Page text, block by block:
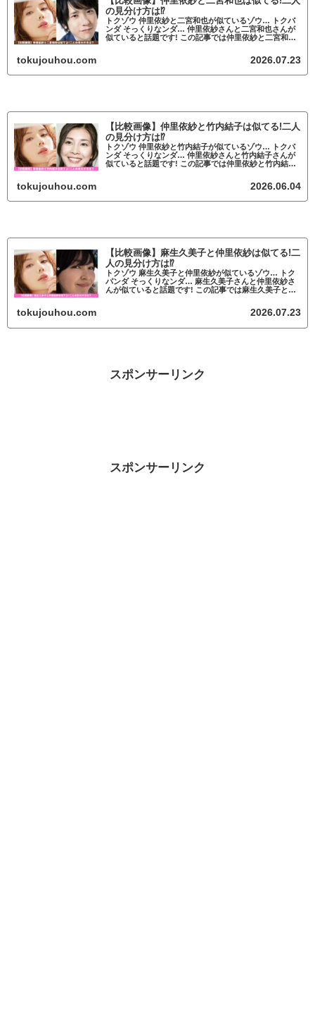
の見分け方は⁉
トクゾウ 仲里依紗と二宮和也が似ているゾウ… トクパ
ンダ そっくりなンダ… 仲里依紗さんと二宮和也さんが
似ていると話題です! この記事では仲里依紗と二宮和也
tokujouhou.com 2026.07.23
【比較画像】仲里依紗と竹内結子は似てる!二人
の見分け方は⁉
トクゾウ 仲里依紗と竹内結子が似ているゾウ… トクパ
ンダ そっくりなンダ… 仲里依紗さんと竹内結子さんが
似ていると話題です! この記事では仲里依紗と竹内結子
tokujouhou.com 2026.06.04
【比較画像】麻生久美子と仲里依紗は似てる!二
人の見分け方は⁉
トクゾウ 麻生久美子と仲里依紗が似ているゾウ… トク
パンダ そっくりなンダ… 麻生久美子さんと仲里依紗さ
んが似ていると話題です! この記事では麻生久美子と仲
tokujouhou.com 2026.07.23
スポンサーリンク
スポンサーリンク